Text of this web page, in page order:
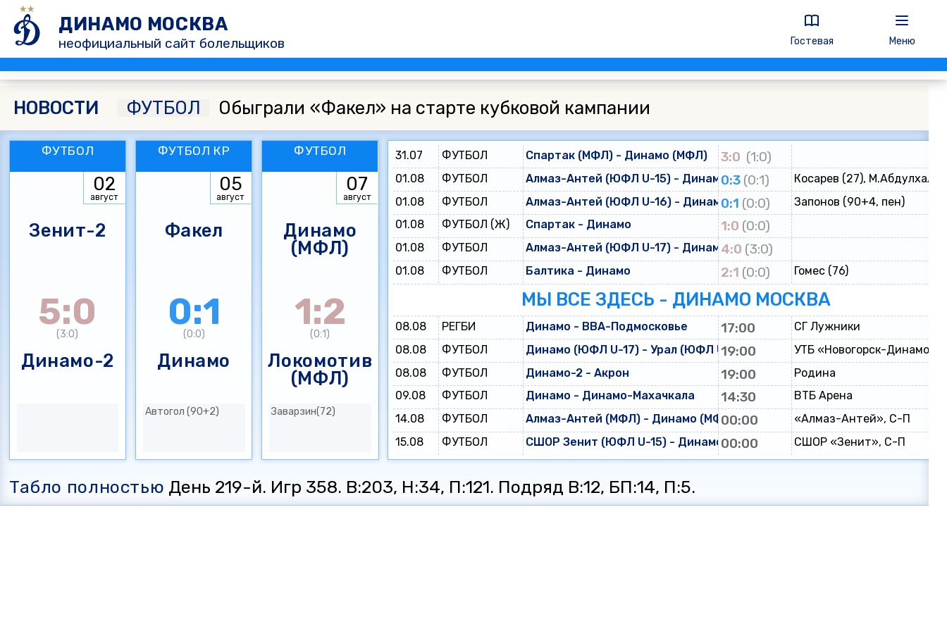
ДИНАМО МОСКВА
неофициальный сайт болельщиков Гостевая Меню
НОВОСТИ ФУТБОЛ Обыграли «Факел» на старте кубковой кампании
ФУТБОЛ
02
август
Зенит-2
5:0
(3:0)
Динамо-2
ФУТБОЛ КР
05
август
Факел
0:1
(0:0)
Динамо
Автогол (90+2)
ФУТБОЛ
07
август
Динамо
(МФЛ)
1:2
(0:1)
Локомотив
(МФЛ)
Заварзин(72)
31.07 ФУТБОЛ Спартак (МФЛ) - Динамо (МФЛ) 3:0 (1:0)
01.08 ФУТБОЛ Алмаз-Антей (ЮФЛ U-15) - Динамо (ЮФЛ U-15)
0:3 (0:1)
Косарев (27),
01.08
ФУТБОЛ Алмаз-Антей (ЮФЛ U-16) - Динамо (ЮФЛ U-16)
0:1 (0:0)
Запонов (90+4, пен)
01.08
ФУТБОЛ (Ж) Спартак - Динамо 1:0 (0:0)
01.08 ФУТБОЛ Алмаз-Антей (ЮФЛ U-17) - Динамо (ЮФЛ U-17)
4:0 (3:0)
01.08 ФУТБОЛ Балтика - Динамо 2:1 (0:0) Гомес (76)
МЫ ВСЕ ЗДЕСЬ - ДИНАМО МОСКВА
08.08 РЕГБИ Динамо - ВВА-Подмосковье 17:00
СГ Лужники
08.08
ФУТБОЛ Динамо (ЮФЛ U-17) - Урал (ЮФЛ U-17)
19:00
УТБ «Новогорск-Динамо»
08.08
ФУТБОЛ Динамо-2 - Акрон 19:00
Родина
09.08
ФУТБОЛ Динамо - Динамо-Махачкала 14:30
ВТБ Арена
14.08
ФУТБОЛ Алмаз-Антей (МФЛ) - Динамо (МФЛ)00:00
«Алмаз-Антей», С-П
15.08
ФУТБОЛ СШОР Зенит (ЮФЛ U-15) - Динамо (ЮФЛ U-15)
00:00 СШОР «Зенит», С-П
Табло полностью День 219-й. Игр 358. В:203, Н:34, П:121. Подряд В:12, БП:14, П:5.